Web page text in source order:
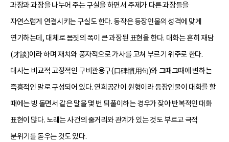
과장과 과장을 나누어 주는 구실을 하면서 주제가 다른 과장들을
자연스럽게 연결시키는 구실도 한다. 동작은 등장인물의 성격에 맞게
연기하는데, 대체로 몸짓의 폭이 큰 과장된 표현을 한다. 대화는 흔히 재담
(才談)이라 하며 재치와 풍자적으로 가사를 고쳐 부르기 위주로 한다.
대사는 비교적 고정적인 구비관용구(口碑慣用句)와 그때그때에 변하는
즉흥적인 말로 구성되어 있다. 연희공간이 원형이라 등장인물이 대화를 할
때에는 빙 돌면서 같은 말을 몇 번 되풀이하는 경우가 잦아 반복적인 대화
표현이 많다. 노래는 사건의 줄거리와 관계가 있는 것도 부르고 극적
분위기를 돋우는 것도 있다.